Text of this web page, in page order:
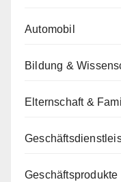
Automobil
Bildung &
Elternschaft &
Geschäftsprodukte